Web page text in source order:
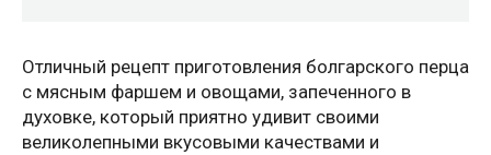
Отличный рецепт приготовления болгарского перца
с мясным фаршем и овощами, запеченного в
духовке, который приятно удивит своими
великолепными вкусовыми качествами и